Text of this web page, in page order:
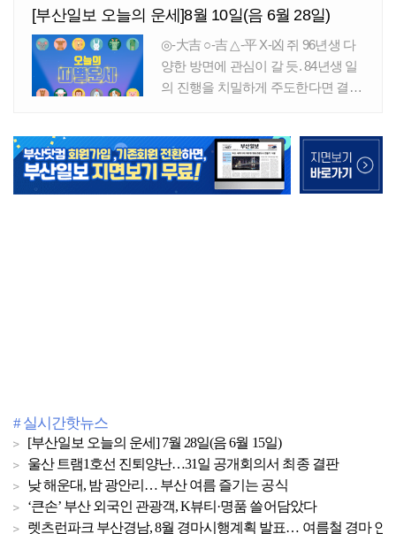
# 실시간핫뉴스
[부산일보 오늘의 운세] 7월 28일(음 6월 15일)
울산 트램1호선 진퇴양난…31일 공개회의서 최종 결판
낮 해운대, 밤 광안리… 부산 여름 즐기는 공식
‘큰손’ 부산 외국인 관광객, K뷰티·명품 쓸어담았다
렛츠런파크 부산경남, 8월 경마시행계획 발표… 여름철 경마 안